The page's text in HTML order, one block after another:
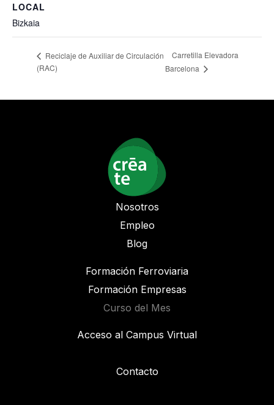
LOCAL
Bizkaia
Reciclaje de Auxiliar de Circulación
(RAC)
Carretilla Elevadora
Barcelona
Nosotros
Empleo
Blog
Formación Ferroviaria
Formación Empresas
Curso del Mes
Acceso al Campus Virtual
Contacto